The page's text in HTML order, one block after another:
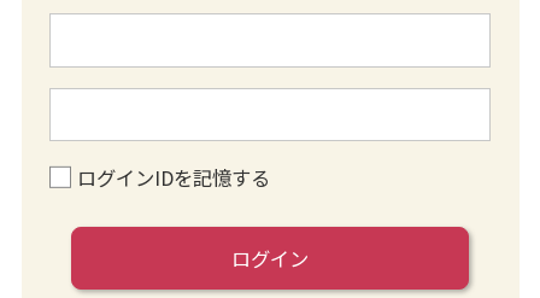
ログインIDを記憶する
ログイン